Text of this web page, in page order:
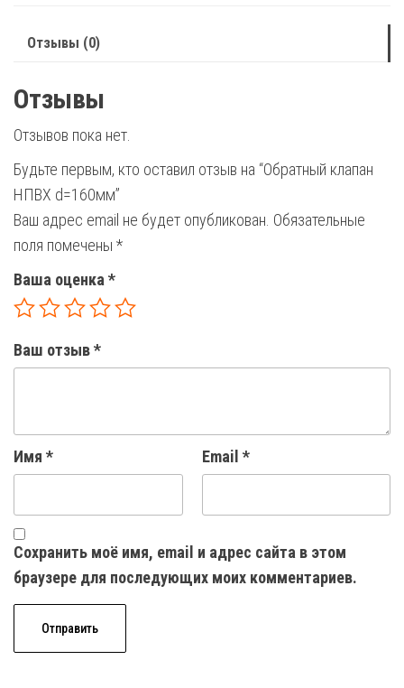
Отзывы (0)
Отзывы
Отзывов пока нет.
Будьте первым, кто оставил отзыв на “Обратный клапан
НПВХ d=160мм”
Ваш адрес email не будет опубликован. Обязательные
поля помечены *
Ваша оценка *
Ваш отзыв*
Имя * Email *
Сохранить моё имя, email и адрес сайта в этом
браузере для последующих моих комментариев.